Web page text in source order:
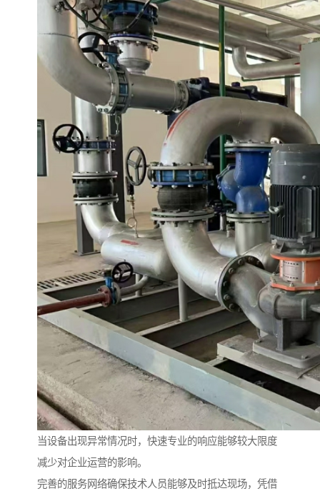
当设备出现异常情况时，快速专业的响应能够较大限度
减少对企业运营的影响。
完善的服务网络确保技术人员能够及时抵达现场，凭借